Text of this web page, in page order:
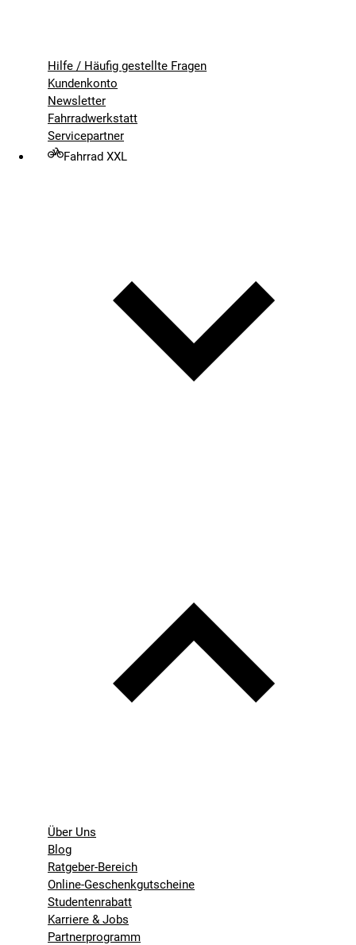
Hilfe / Häufig gestellte Fragen
Kundenkonto
Newsletter
Fahrradwerkstatt
Servicepartner
Fahrrad XXL
Über Uns
Blog
Ratgeber-Bereich
Online-Geschenkgutscheine
Studentenrabatt
Karriere & Jobs
Partnerprogramm